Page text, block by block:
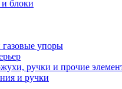
блоки
упоры
ручки и прочие
и ручки